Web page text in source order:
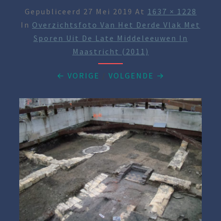
Gepubliceerd 27 Mei 2019 At 1637 × 1228
In Overzichtsfoto Van Het Derde Vlak Met
Sporen Uit De Late Middeleeuwen In
Maastricht (2011)
← VORIGE / VOLGENDE →